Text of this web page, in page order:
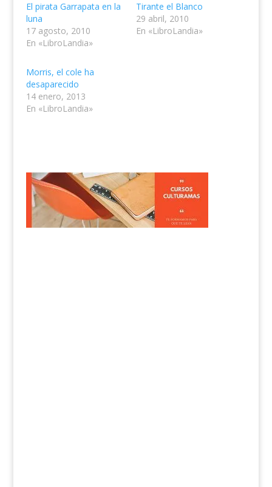
El pirata Garrapata en la
luna
17 agosto, 2010
En «LibroLandia»
Tirante el Blanco
29 abril, 2010
En «LibroLandia»
Morris, el cole ha
desaparecido
14 enero, 2013
En «LibroLandia»